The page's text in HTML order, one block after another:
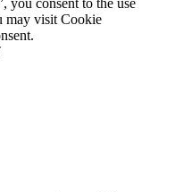
you consent to the use
may visit Cookie